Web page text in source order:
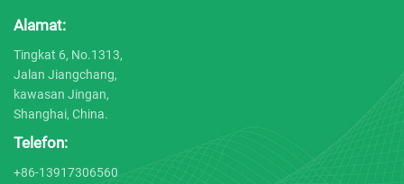
Alamat:
Tingkat 6, No.1313,
Jalan Jiangchang,
kawasan Jingan,
Shanghai, China.
Telefon:
+86-13917306560